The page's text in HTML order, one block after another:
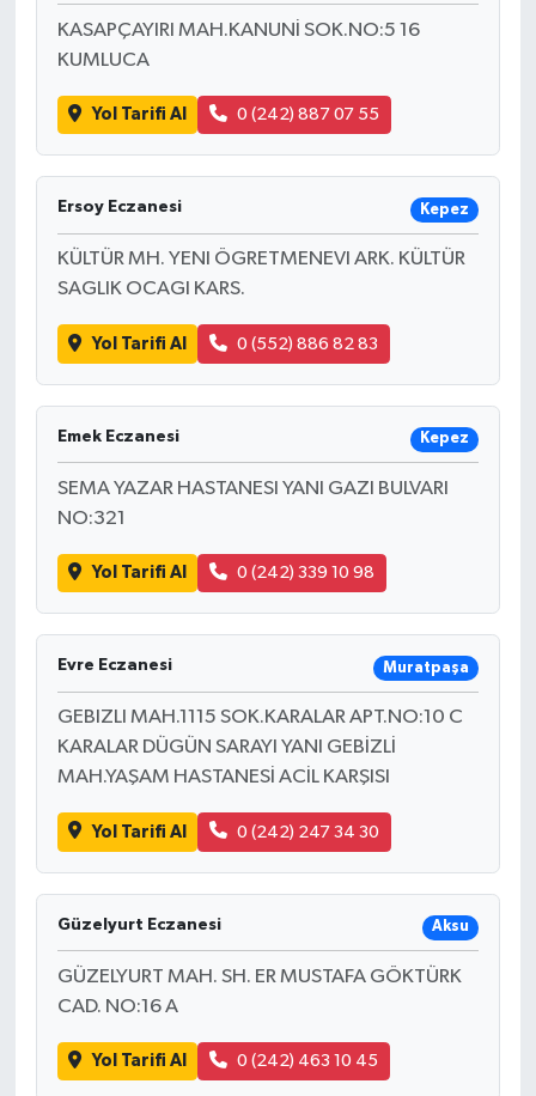
KASAPÇAYIRI MAH.KANUNİ SOK.NO:5 16
KUMLUCA
Yol Tarifi Al 0 (242) 887 07 55
Ersoy Eczanesi Kepez
KÜLTÜR MH. YENI ÖGRETMENEVI ARK. KÜLTÜR
SAGLIK OCAGI KARS.
Yol Tarifi Al 0 (552) 886 82 83
Emek Eczanesi Kepez
SEMA YAZAR HASTANESI YANI GAZI BULVARI
NO:321
Yol Tarifi Al 0 (242) 339 10 98
Evre Eczanesi Muratpaşa
GEBIZLI MAH.1115 SOK.KARALAR APT.NO:10 C
KARALAR DÜGÜN SARAYI YANI GEBİZLİ
MAH.YAŞAM HASTANESİ ACİL KARŞISI
Yol Tarifi Al 0 (242) 247 34 30
Güzelyurt Eczanesi Aksu
GÜZELYURT MAH. SH. ER MUSTAFA GÖKTÜRK
CAD. NO:16 A
Yol Tarifi Al 0 (242) 463 10 45